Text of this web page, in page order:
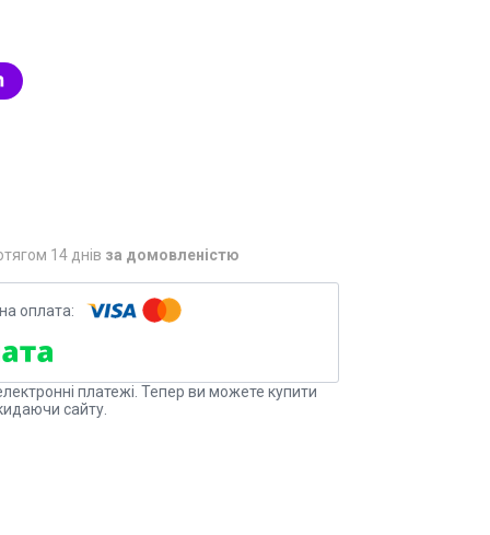
14 днів за домовленістю
платежі. Тепер ви можете купити
сайту.